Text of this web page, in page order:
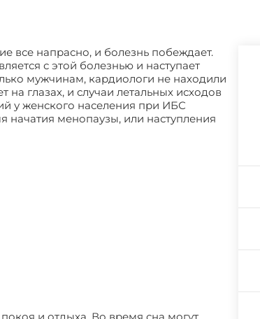
все напрасно, и болезнь побеждает.
с этой болезнью и наступает
мужчинам, кардиологи не находили
на глазах, и случаи летальных исходов
у женского населения при ИБС
начатия менопаузы, или наступления